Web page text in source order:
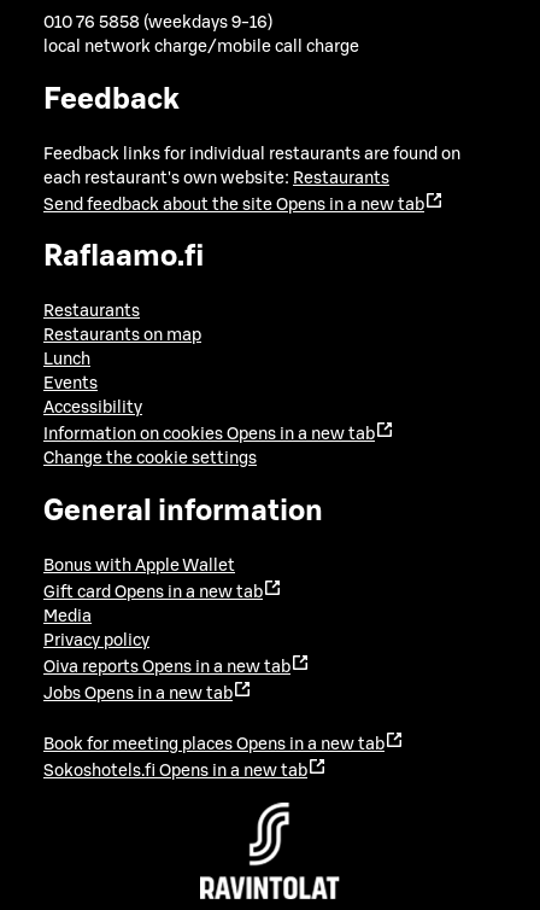
010 76 5858 (weekdays 9-16)
local network charge/mobile call charge
Feedback
Feedback links for individual restaurants are found on
each restaurant's own website: Restaurants
Send feedback about the site Opens in a new tab
Raflaamo.fi
Restaurants
Restaurants on map
Lunch
Events
Accessibility
Information on cookies Opens in a new tab
Change the cookie settings
General information
Bonus with Apple Wallet
Gift card Opens in a new tab
Media
Privacy policy
Oiva reports Opens in a new tab
Jobs Opens in a new tab
Book for meeting places Opens in a new tab
Sokoshotels.fi Opens in a new tab